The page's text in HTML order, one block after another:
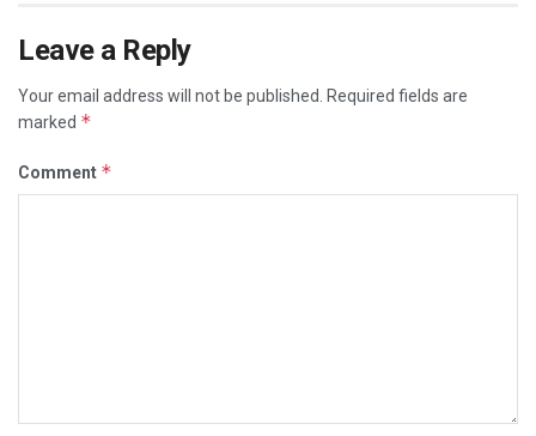
Leave a Reply
Your email address will not be published.
Required fields are
marked *
Comment *